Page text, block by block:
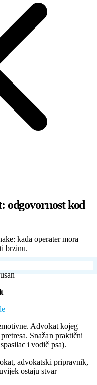
odgovornost kod
kada operater mora
brzinu.
Advokat kojeg
Snažan praktični
i vodič psa).
advokatski pripravnik,
ostaju stvar